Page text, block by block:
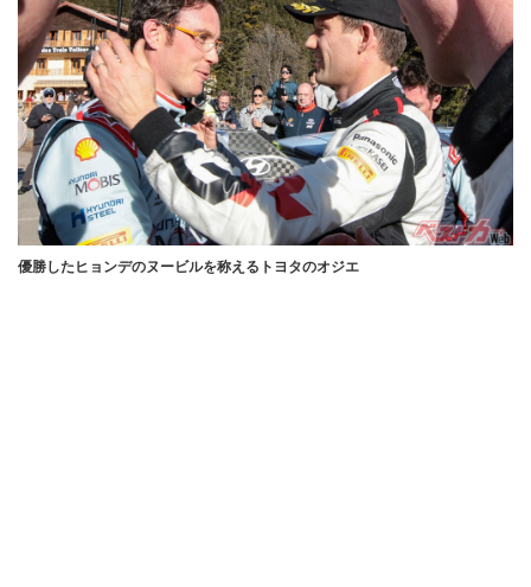
優勝したヒョンデのヌービルを称えるトヨタのオジエ